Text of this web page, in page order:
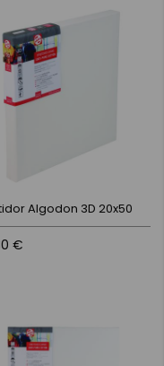
Algodon 3D 20x50
€